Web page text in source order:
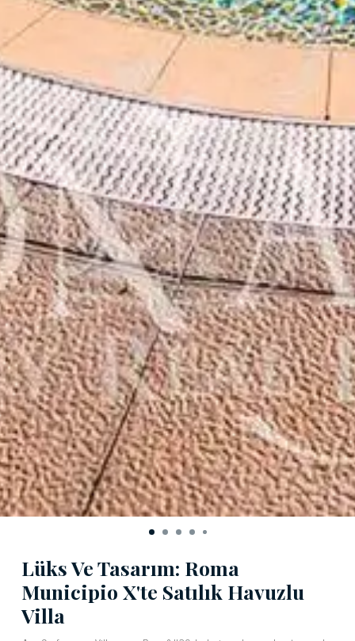
Lüks Ve Tasarım: Roma
Municipio X'te Satılık Havuzlu
Villa